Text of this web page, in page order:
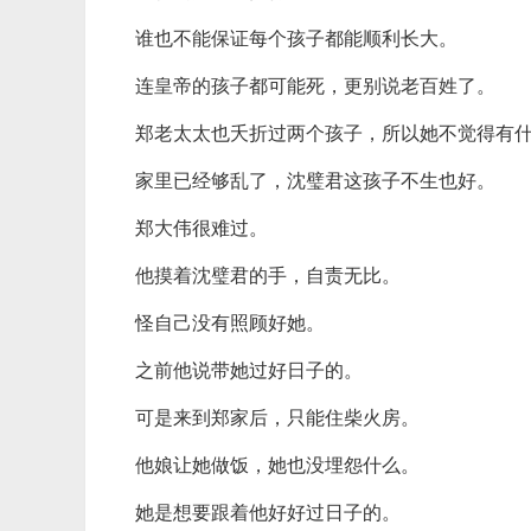
谁也不能保证每个孩子都能顺利长大。
连皇帝的孩子都可能死，更别说老百姓了。
郑老太太也夭折过两个孩子，所以她不觉得有
家里已经够乱了，沈璧君这孩子不生也好。
郑大伟很难过。
他摸着沈璧君的手，自责无比。
怪自己没有照顾好她。
之前他说带她过好日子的。
可是来到郑家后，只能住柴火房。
他娘让她做饭，她也没埋怨什么。
她是想要跟着他好好过日子的。